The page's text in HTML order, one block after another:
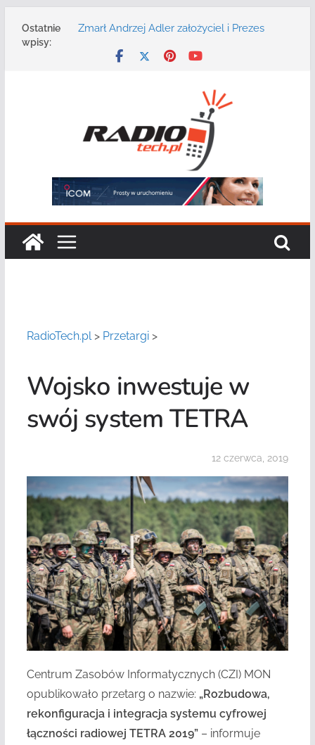
Ostatnie
wpisy:
Zmarł Andrzej Adler założyciel i Prezes
Radmor – największy polski producent
konferencję: „Bezpieczeństwo,
niezawodność i interoperacyjność
systemów teleinformatycznych”
Motorola Solutions oferuje agencjom
bezpieczeństwa publicznego usługę
łączności opartą na chmurze
Najnowszy radiotelefon MOTOTRBO R7 od
Motorola Solutions
RadioTech.pl> Przetargi>
Wojsko inwestuje w
swój system TETRA
12 czerwca, 2019
Centrum Zasobów Informatycznych (CZI) MON
opublikowało przetarg o nazwie: „Rozbudowa,
rekonfiguracja i integracja systemu cyfrowej
łączności radiowej TETRA 2019”– informuje